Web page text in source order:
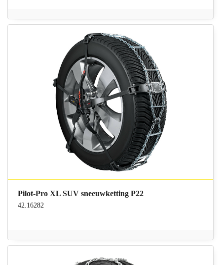
Pilot-Pro XL SUV sneeuwketting P22
42.16282